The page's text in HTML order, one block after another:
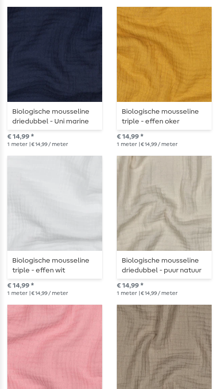
Biologische mousseline
driedubbel - Uni marine
€ 14,99 *
1 meter | € 14,99 / meter
Biologische mousseline
triple - effen oker
€ 14,99 *
1 meter | € 14,99 / meter
Biologische mousseline
triple - effen wit
€ 14,99 *
1 meter | € 14,99 / meter
Biologische mousseline
driedubbel - puur natuur
€ 14,99 *
1 meter | € 14,99 / meter